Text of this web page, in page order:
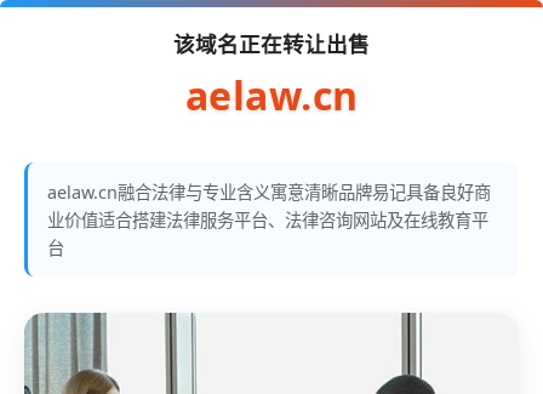
该域名正在转让出售
aelaw.cn
aelaw.cn融合法律与专业含义寓意清晰品牌易记具备良好商
业价值适合搭建法律服务平台、法律咨询网站及在线教育平
台